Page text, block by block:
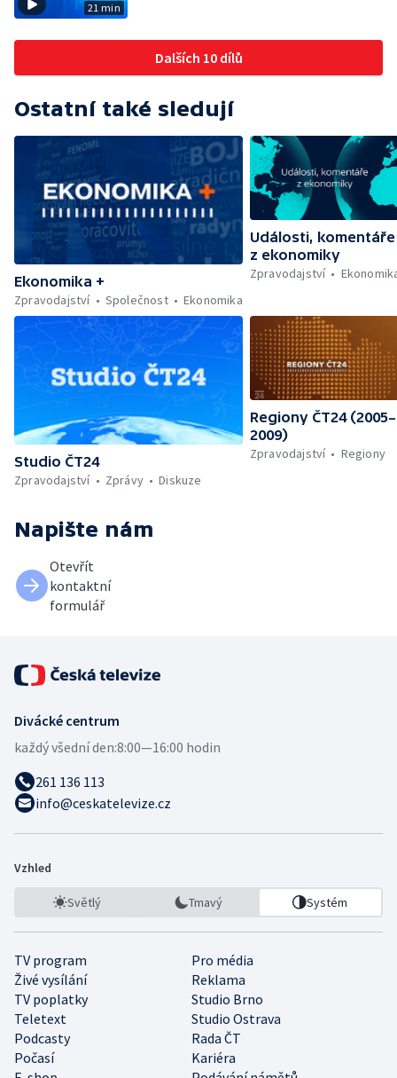
21 min
Dalších 10 dílů
Ostatní také sledují
Ekonomika +
Zpravodajství
Společnost Ekonomika
Události, komentáře
z ekonomiky
Zpravodajství
Studio ČT24
Zpravodajství
Zprávy Diskuze
Regiony ČT24 (2005–
2009)
Zpravodajství
Regiony
Napište nám
Otevřít
kontaktní
formulář
Divácké centrum
každý všední den:8:00—16:00 hodin
261 136 113
info@ceskatelevize.cz
Vzhled
Světlý Tmavý Systém
TV program
Pro média
Živé vysílání
Reklama
TV poplatky
Studio Brno
Teletext
Studio Ostrava
Podcasty
Rada ČT
Počasí
Kariéra